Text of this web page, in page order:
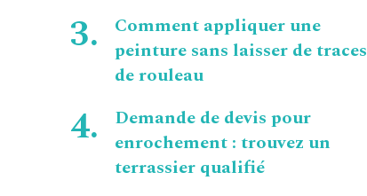
Comment appliquer une
peinture sans laisser de traces
de rouleau
Demande de devis pour
enrochement : trouvez un
terrassier qualifié